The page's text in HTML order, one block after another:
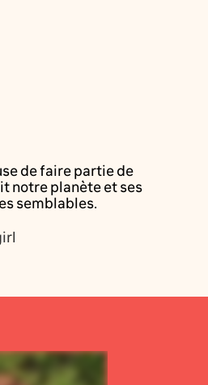
de faire partie de
notre planète et ses
semblables.